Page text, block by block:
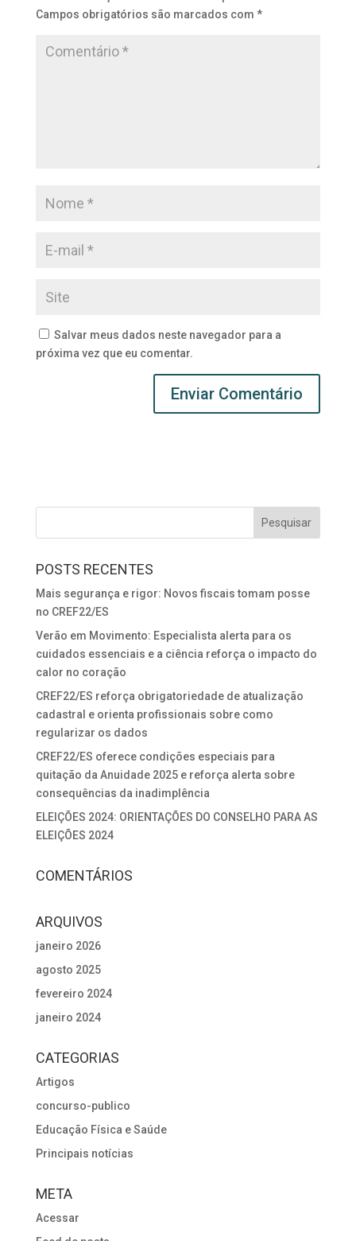
Campos obrigatórios são marcados com *
Salvar meus dados neste navegador para a
próxima vez que eu comentar.
POSTS RECENTES
Mais segurança e rigor: Novos fiscais tomam posse
no CREF22/ES
Verão em Movimento: Especialista alerta para os
cuidados essenciais e a ciência reforça o impacto do
calor no coração
CREF22/ES reforça obrigatoriedade de atualização
cadastral e orienta profissionais sobre como
regularizar os dados
CREF22/ES oferece condições especiais para
quitação da Anuidade 2025 e reforça alerta sobre
consequências da inadimplência
ELEIÇÕES 2024: ORIENTAÇÕES DO CONSELHO PARA AS
ELEIÇÕES 2024
COMENTÁRIOS
ARQUIVOS
janeiro 2026
agosto 2025
fevereiro 2024
janeiro 2024
CATEGORIAS
Artigos
concurso-publico
Educação Física e Saúde
Principais notícias
META
Acessar